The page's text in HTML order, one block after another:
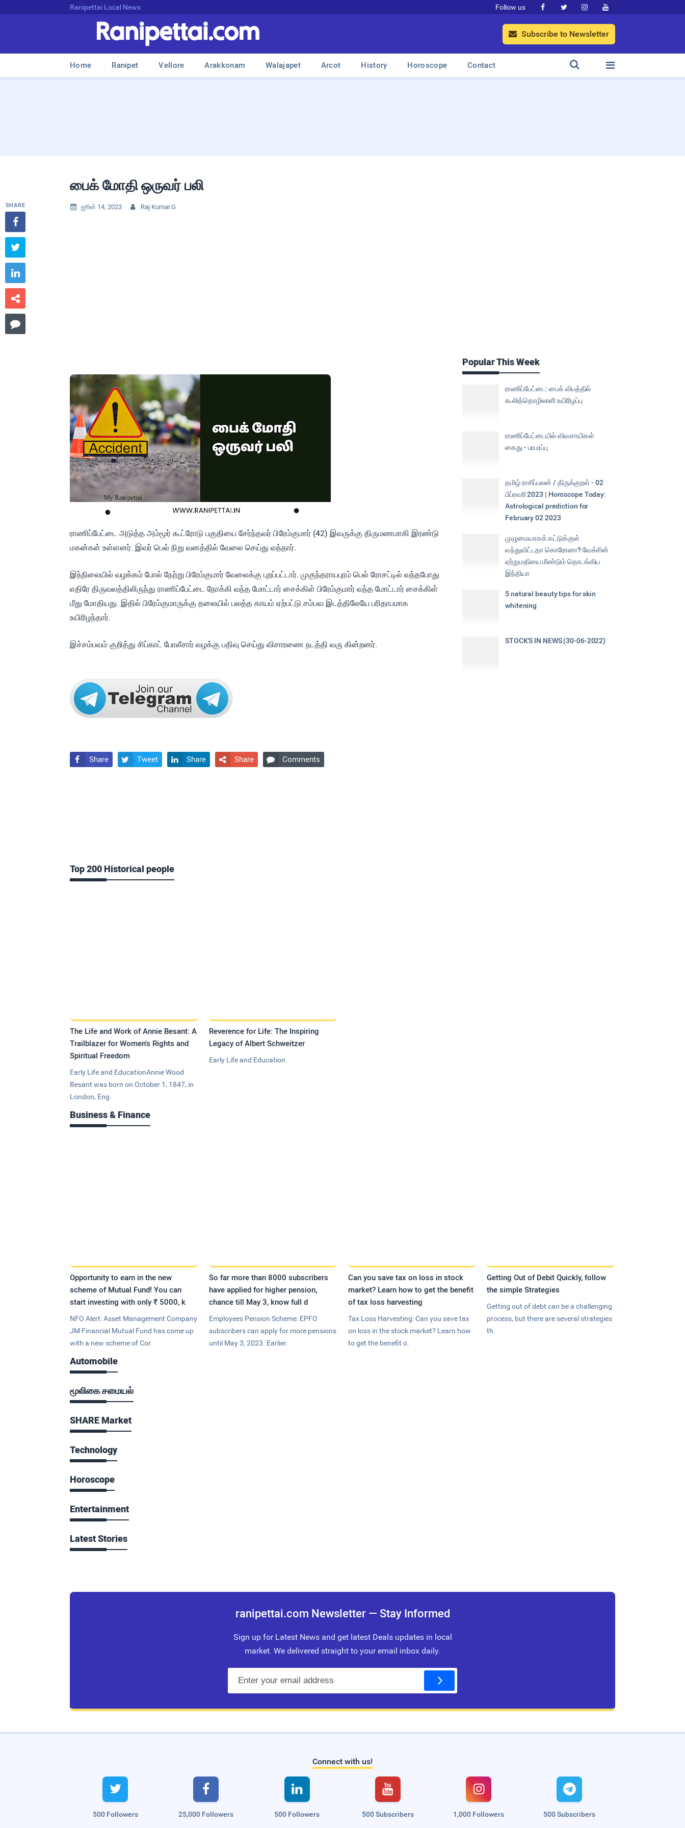
Ranipettai Local News Follow us    
 Subscribe to Newsletter
Home Ranipet Vellore Arakkonam Walajapet Arcot History Horoscope Contact 

பைக் மோதி ஒருவர் பலி
 ஜூன் 14, 2023  Raj Kumar.G
ராணிப்பேட்டை அடுத்த அம்மூர் கூட்ரோடு பகுதியை சேர்ந்தவர் பிரேம்குமார் (42) இவருக்கு திருமணமாகி இரண்டு
மகன்கள் உள்ளனர். இவர் பெல் நிறு வனத்தில் வேலை செய்து வந்தார்.
இந்நிலையில் வழக்கம் போல் நேற்று பிரேம்குமார் வேலைக்கு புறப்பட்டார். முகுந்தராயபுரம் பெல் ரோசட்டில் வந்தபோது
எதிரே திருவலத்திலிருந்து ராணிப்பேட்டை நோக்கி வந்த மோட்டார் சைக்கிள் பிரேம்குமார் வந்த மோட்டார் சைக்கிள்
மீது மோதியது. இதில் பிரேம்குமாருக்கு தலையில் பலத்த காயம் ஏற்பட்டு சம்பவ இடத்திலேயே பரிதாபமாக
உயிரிழந்தார்.
இச்சம்பவம் குறித்து சிப்காட் போலீசார் வழக்கு பதிவு செய்து விசாரணை நடத்தி வரு கின்றனர்.
SHARE





 Share  Tweet  Share  Share  Comments
Popular This Week
ராணிப்பேட்டை: பைக் விபத்தில்
கூலித்தொழிலாளி உயிரிழப்பு
ராணிப்பேட்டையில் விவசாயிகள்
கைது - பரபரப்பு
தமிழ் ராசிப்பலன் / திருக்குறள் - 02
பிப்ரவரி 2023 | Horoscope Today:
Astrological prediction for
February 02 2023
முழுமையாகக் கட்டுக்குள்
வந்துவிட்டதா கொரோனா? வேக்சின்
ஏற்றுமதியை மீண்டும் தொடங்கிய
இந்தியா
5 natural beauty tips for skin
whitening
STOCK'S IN NEWS (30-06-2022)
Top 200 Historical people
The Life and Work of Annie Besant: A
Trailblazer for Women's Rights and
Spiritual Freedom
Early Life and EducationAnnie Wood
Besant was born on October 1, 1847, in
London, Eng.
Reverence for Life: The Inspiring
Legacy of Albert Schweitzer
Early Life and Education .
Business & Finance
Opportunity to earn in the new
scheme of Mutual Fund! You can
start investing with only ₹ 5000, k
NFO Alert: Asset Management Company
JM Financial Mutual Fund has come up
with a new scheme of Cor.
So far more than 8000 subscribers
have applied for higher pension,
chance till May 3, know full d
Employees Pension Scheme: EPFO
subscribers can apply for more pensions
until May 3, 2023. Earlier.
Can you save tax on loss in stock
market? Learn how to get the benefit
of tax loss harvesting
Tax Loss Harvesting: Can you save tax
on loss in the stock market? Learn how
to get the benefit o.
Getting Out of Debit Quickly, follow
the simple Strategies
Getting out of debt can be a challenging
process, but there are several strategies
th.
Automobile
மூலிகை சமையல்
SHARE Market
Technology
Horoscope
Entertainment
Latest Stories
ranipettai.com Newsletter — Stay Informed
Sign up for Latest News and get latest Deals updates in local
market. We delivered straight to your email inbox daily.
l
A visitor from
சொந்த வீடு பாக்கியம் அருளும் முருகன்…
hrs 11 mins ago
viewed "Ranipettai.com | Ranipettai's
Largest…"5 hrs 8 mins ago
Connect with us!

500 Followers

25,000 Followers

500 Followers

500 Subscribers

1,000 Followers

500 Subscribers